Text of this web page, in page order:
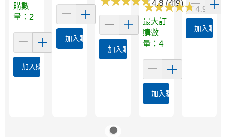
購數
量：2
加入購物車
加入購物車
4.8 (419)
加入購物車
★★★★★
★★★★★4.9 (79)
最大訂
購數
量：4
加入購物車
加入購物